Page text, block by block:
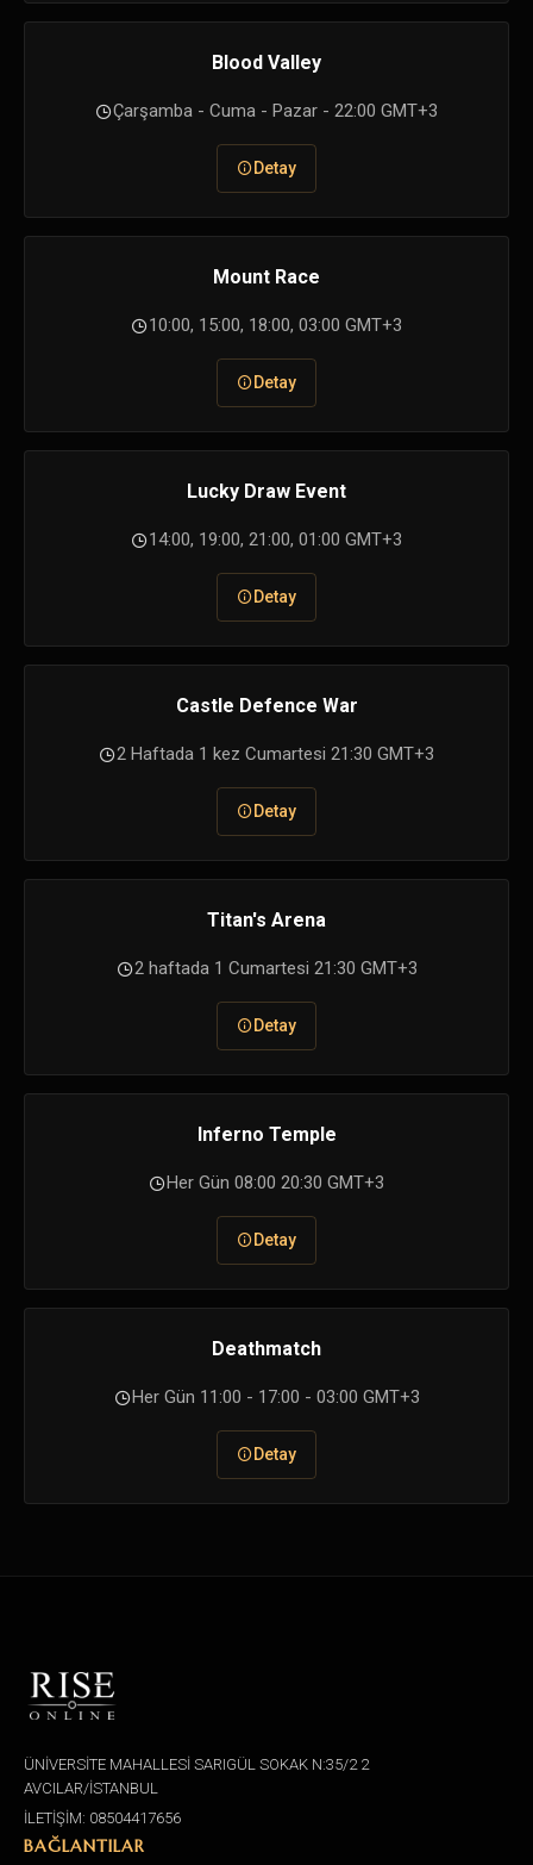
Blood Valley
Çarşamba - Cuma - Pazar - 22:00 GMT+3
Detay
Mount Race
10:00, 15:00, 18:00, 03:00 GMT+3
Detay
Lucky Draw Event
14:00, 19:00, 21:00, 01:00 GMT+3
Detay
Castle Defence War
2 Haftada 1 kez Cumartesi 21:30 GMT+3
Detay
Titan's Arena
2 haftada 1 Cumartesi 21:30 GMT+3
Detay
Inferno Temple
Her Gün 08:00 20:30 GMT+3
Detay
Deathmatch
Her Gün 11:00 - 17:00 - 03:00 GMT+3
Detay
ÜNİVERSİTE MAHALLESİ SARIGÜL SOKAK N:35/2 2
AVCILAR/İSTANBUL
İLETİŞİM: 08504417656
BAĞLANTILAR